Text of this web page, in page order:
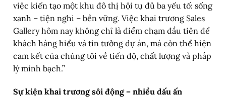
việc kiến tạo một khu đô thị hội tụ đủ ba yếu tố: sống
xanh – tiện nghi – bền vững. Việc khai trương Sales
Gallery hôm nay không chỉ là điểm chạm đầu tiên để
khách hàng hiểu và tin tưởng dự án, mà còn thể hiện
cam kết của chúng tôi về tiến độ, chất lượng và pháp
lý minh bạch.”
Sự kiện khai trương sôi động – nhiều dấu ấn